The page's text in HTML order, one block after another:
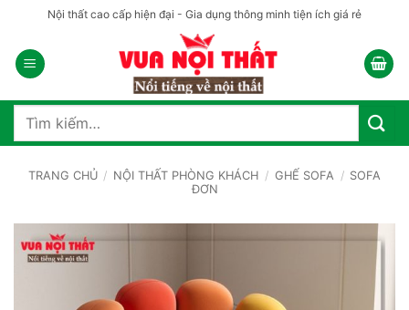
nội
dung
Nội thất cao cấp hiện đại - Gia dụng thông minh tiện ích giá rẻ
Tìm
TRANG CHỦ / NỘI THẤT PHÒNG KHÁCH / GHẾ SOFA / SOFA
ĐƠN